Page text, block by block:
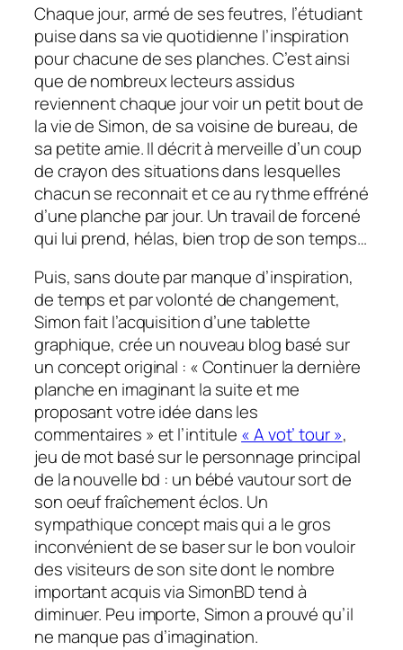
Chaque jour, armé de ses feutres, l’étudiant
puise dans sa vie quotidienne l’inspiration
pour chacune de ses planches. C’est ainsi
que de nombreux lecteurs assidus
reviennent chaque jour voir un petit bout de
la vie de Simon, de sa voisine de bureau, de
sa petite amie. Il décrit à merveille d’un coup
de crayon des situations dans lesquelles
chacun se reconnait et ce au rythme effréné
d’une planche par jour. Un travail de forcené
qui lui prend, hélas, bien trop de son temps…
Puis, sans doute par manque d’inspiration,
de temps et par volonté de changement,
Simon fait l’acquisition d’une tablette
graphique, crée un nouveau blog basé sur
un concept original : « Continuer la dernière
planche en imaginant la suite et me
proposant votre idée dans les
commentaires » et l’intitule « A vot’ tour »,
jeu de mot basé sur le personnage principal
de la nouvelle bd : un bébé vautour sort de
son oeuf fraîchement éclos. Un
sympathique concept mais qui a le gros
inconvénient de se baser sur le bon vouloir
des visiteurs de son site dont le nombre
important acquis via SimonBD tend à
diminuer. Peu importe, Simon a prouvé qu’il
ne manque pas d’imagination.